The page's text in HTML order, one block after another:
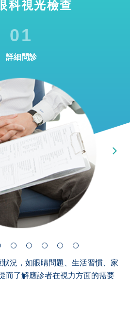
科視光檢查
01
詳細問診
況，如眼睛問題、生活習慣、家
而了解應診者在視力方面的需要